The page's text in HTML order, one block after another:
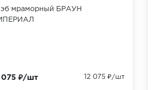
мраморный БРАУН
075 ₽/шт 12 075 ₽/шт